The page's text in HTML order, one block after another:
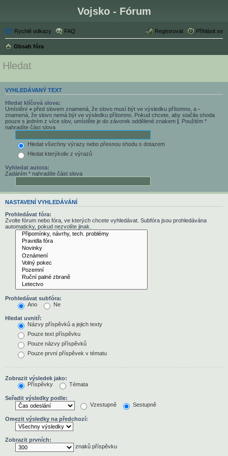
Vojsko - Fórum
Rychlé odkazy FAQ Přihlásit se
Registrovat
Obsah fóra
Hledat
VYHLEDÁVANÝ TEXT
Hledat klíčová slova:
Umístění + před slovem znamená, že slovo musí být ve výsledku přítomno, a -
znamená, že slovo nemá být ve výsledku přítomno. Pokud chcete, aby stačila shoda
pouze s jedním z více slov, umístěte je do závorek oddělené znakem | . Použitím *
nahradíte část slova
Hledat všechny výrazy nebo přesnou shodu s dotazem
Hledat kterýkoliv z výrazů
Vyhledat autora:
Zadáním * nahradíte část slova
NASTAVENÍ VYHLEDÁVÁNÍ
Prohledávat fóra:
Zvolte fórum nebo fóra, ve kterých chcete vyhledávat. Subfóra jsou prohledávána
automaticky, pokud nezvolíte jinak.
Prohledávat subfóra:
Ano
Ne
Hledat uvnitř:
Názvy příspěvků a jejich texty
Pouze text příspěvku
Pouze názvy příspěvků
Pouze první příspěvek v tématu
Zobrazit výsledek jako:
Příspěvky
Témata
Seřadit výsledky podle:
Vzestupně
Sestupně
Omezit výsledky na předchozí:
Zobrazit prvních:
znaků příspěvku